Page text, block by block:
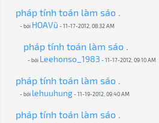
pháp tính toán làm sáo .
- bởi HOAVũ - 11-17-2012, 08:32 AM
pháp tính toán làm sáo .
- bởi Leehonso_1983 - 11-17-2012, 09:10 AM
pháp tính toán làm sáo .
- bởi lehuuhung- 11-19-2012, 09:40 AM
pháp tính toán làm sáo .